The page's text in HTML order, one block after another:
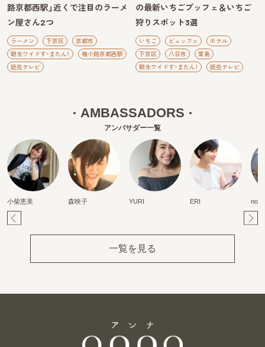
路京都西駅」近くで注目のラーメ
ン屋さん2つ
ラーメン 下京区
京都市
朝生ワイドす・またん！
梅小路京都西駅
読売テレビ
の最新いちごブッフェ＆いちご
狩りスポット3選
いちご ビュッフェ
ホテル
下京区
八日市
堂島
朝生ワイドす・またん！
読売テレビ
AMBASSADORS
アンバサダー一覧
小柴恵美 森映子 YURI ERI
一覧を見る